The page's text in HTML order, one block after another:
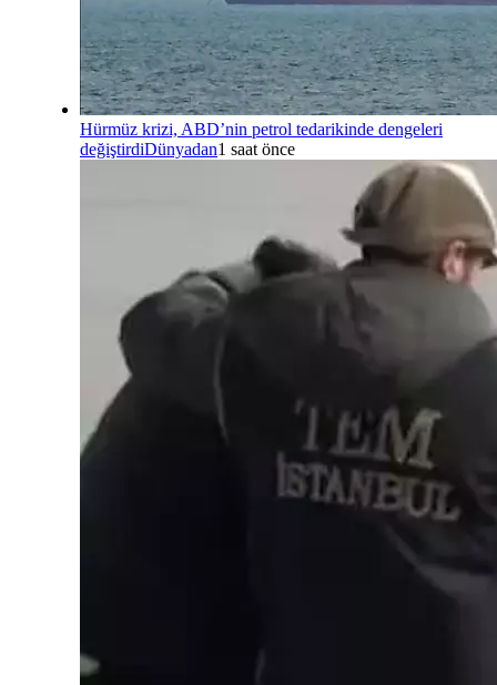
Hürmüz krizi, ABD’nin petrol tedarikinde dengeleri
değiştirdiDünyadan1 saat önce